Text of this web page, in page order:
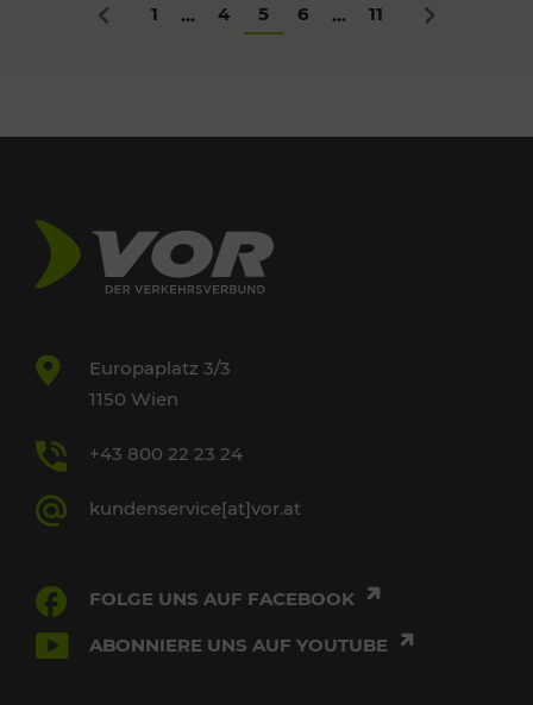
Zurück
1 ... 4 5 6 ... 11 Nächstes
Europaplatz 3/3
1150 Wien
+43 800 22 23 24
kundenservice[at]vor.at
FOLGE UNS AUF FACEBOOK
ABONNIERE UNS AUF YOUTUBE